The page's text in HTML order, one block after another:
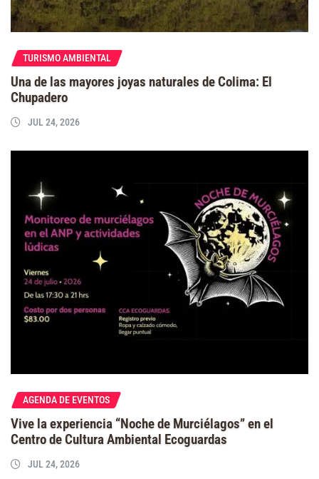
TURISMO AMBIENTAL
Una de las mayores joyas naturales de Colima: El
Chupadero
JUL 24, 2026
AGENDA DE EVENTOS
Vive la experiencia “Noche de Murciélagos” en el
Centro de Cultura Ambiental Ecoguardas
JUL 24, 2026